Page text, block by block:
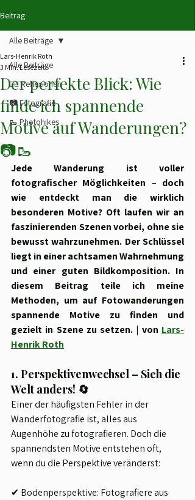
Beitrag
Alle Beiträge
✍🏻 Reflexionen
📷 Fotografie
🥾 Photohikes
Alle Beiträge
Der perfekte Blick: Wie
finde ich spannende
Motive auf Wanderungen?
📷🥾
Lars-Henrik Roth
3 Min. Lesezeit
Jede Wanderung ist voller
fotografischer Möglichkeiten – doch
wie entdeckt man die wirklich
besonderen Motive? Oft laufen wir an
faszinierenden Szenen vorbei, ohne sie
bewusst wahrzunehmen. Der Schlüssel
liegt in einer achtsamen Wahrnehmung
und einer guten Bildkomposition. In
diesem Beitrag teile ich meine
Methoden, um auf Fotowanderungen
spannende Motive zu finden und
gezielt in Szene zu setzen. | von Lars-
Henrik Roth
1. Perspektivenwechsel – Sieh die
Welt anders! 🔄
Einer der häufigsten Fehler in der
Wanderfotografie ist, alles aus
Augenhöhe zu fotografieren. Doch die
spannendsten Motive entstehen oft,
wenn du die Perspektive veränderst:
✔ Bodenperspektive: Fotografiere aus